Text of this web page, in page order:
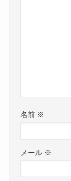
名前 ※
メール ※